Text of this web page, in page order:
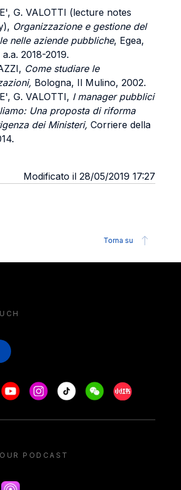
G. VALOTTI (lecture notes
Organizzazione e gestione del
nelle aziende pubbliche, Egea,
2018-2019.
Come studiare le
Bologna, Il Mulino, 2002.
G. VALOTTI, I manager pubblici
Una proposta di riforma
dei Ministeri, Corriere della
Modificato il 28/05/2019 17:27
Torna su
YoutubeInstagram
Tiktok WeechatXiaohongshu/
PODCAST
Apple podcast